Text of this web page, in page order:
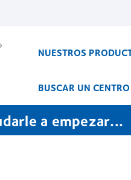
NUESTROS
BUSCAR UN CENTRO
a empezar...